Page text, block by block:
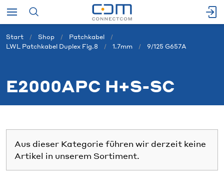
Start Shop
Patchkabel
LWL Patchkabel Duplex Fig.8
1.7mm 9/125 G657A
E2000APC H+S-SC
Aus dieser Kategorie führen wir derzeit keine
Artikel in unserem Sortiment.